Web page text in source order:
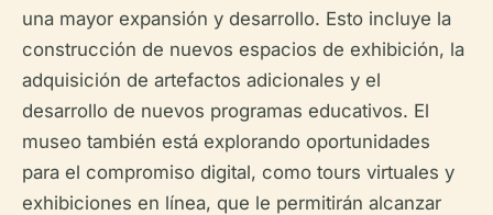
una mayor expansión y desarrollo. Esto incluye la
construcción de nuevos espacios de exhibición, la
adquisición de artefactos adicionales y el
desarrollo de nuevos programas educativos. El
museo también está explorando oportunidades
para el compromiso digital, como tours virtuales y
exhibiciones en línea, que le permitirán alcanzar